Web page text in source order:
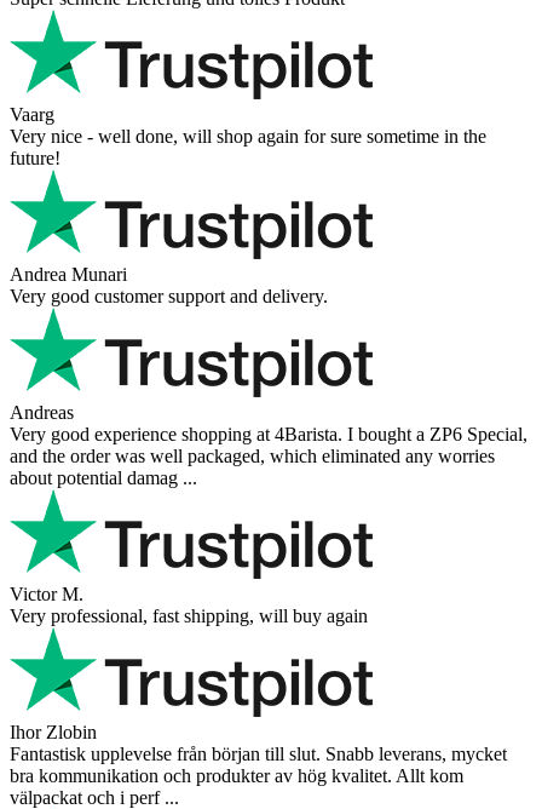
Vaarg
Very nice - well done, will shop again for sure sometime in the
future!
Andrea Munari
Very good customer support and delivery.
Andreas
Very good experience shopping at 4Barista. I bought a ZP6 Special,
and the order was well packaged, which eliminated any worries
about potential damag ...
Victor M.
Very professional, fast shipping, will buy again
Ihor Zlobin
Fantastisk upplevelse från början till slut. Snabb leverans, mycket
bra kommunikation och produkter av hög kvalitet. Allt kom
välpackat och i perf ...